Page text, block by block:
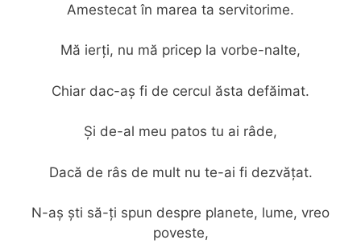
Amestecat în marea ta servitorime.
Mă ierți, nu mă pricep la vorbe-nalte,
Chiar dac-aș fi de cercul ăsta defăimat.
Și de-al meu patos tu ai râde,
Dacă de râs de mult nu te-ai fi dezvățat.
N-aș ști să-ți spun despre planete, lume, vreo
poveste,